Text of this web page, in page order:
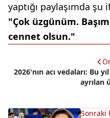
yaptığı paylaşımda
"Çok üzgünüm.
cennet olsun."
2026'nın acı vedaları: Bu
ayrılan
Sonraki